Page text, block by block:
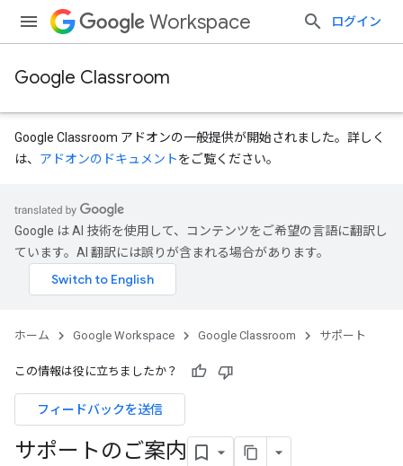
Workspace ログイン
Google Classroom
Google Classroom アドオンの一般提供が開始されました。詳しく
は、 アドオンのドキュメントをご覧ください。
Google は AI 技術を使用して、コンテンツをご希望の言語に翻訳し
ています。AI 翻訳には誤りが含まれる場合があります。
ホーム Google Workspace Google Classroom サポート
この情報は役に立ちましたか？
フィードバックを送信
サポートのご案内